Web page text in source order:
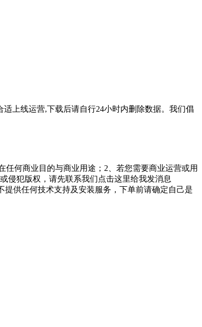
上线运营,下载后请自行24小时内删除数据。我们倡
何商业目的与商业用途；2、若您需要商业运营或用
侵犯版权，请先联系我们点击这里给我发消息
提供任何技术支持及安装服务，下单前请确定自己是